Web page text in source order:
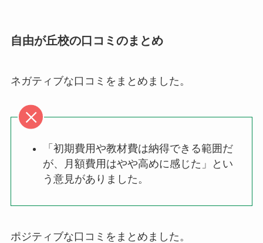
自由が丘校の口コミのまとめ
ネガティブな口コミをまとめました。
「初期費用や教材費は納得できる範囲だ
が、月額費用はやや高めに感じた」とい
う意見がありました。
ポジティブな口コミをまとめました。